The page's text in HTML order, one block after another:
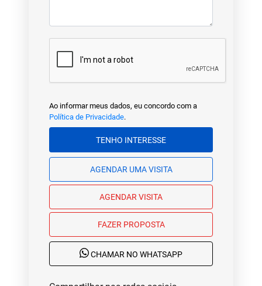
Ao informar meus dados, eu concordo com a
Política de Privacidade.
TENHO INTERESSE
AGENDAR UMA VISITA
AGENDAR VISITA
FAZER PROPOSTA
CHAMAR NO WHATSAPP